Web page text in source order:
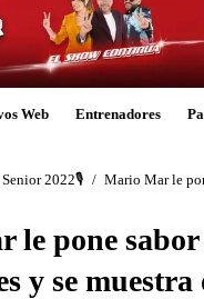
Web Entrenadores
Senior 2022🎙️ / Mario Mar le
le pone sabor
y se